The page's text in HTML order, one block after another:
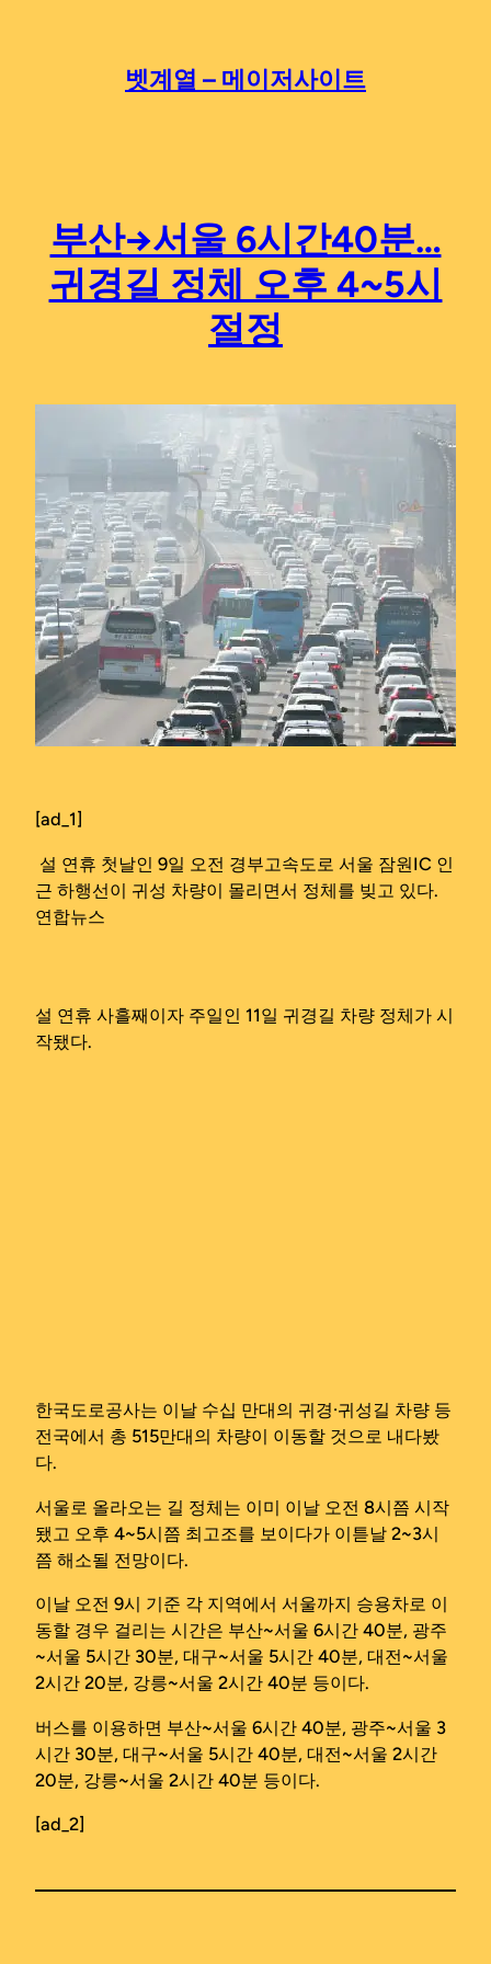
벳계열 – 메이저사이트
부산→서울 6시간40분…
귀경길 정체 오후 4~5시
절정
[ad_1]
설 연휴 첫날인 9일 오전 경부고속도로 서울 잠원IC 인
근 하행선이 귀성 차량이 몰리면서 정체를 빚고 있다.
연합뉴스
설 연휴 사흘째이자 주일인 11일 귀경길 차량 정체가 시
작됐다.
한국도로공사는 이날 수십 만대의 귀경·귀성길 차량 등
전국에서 총 515만대의 차량이 이동할 것으로 내다봤
다.
서울로 올라오는 길 정체는 이미 이날 오전 8시쯤 시작
됐고 오후 4~5시쯤 최고조를 보이다가 이튿날 2~3시
쯤 해소될 전망이다.
이날 오전 9시 기준 각 지역에서 서울까지 승용차로 이
동할 경우 걸리는 시간은 부산~서울 6시간 40분, 광주
~서울 5시간 30분, 대구~서울 5시간 40분, 대전~서울
2시간 20분, 강릉~서울 2시간 40분 등이다.
버스를 이용하면 부산~서울 6시간 40분, 광주~서울 3
시간 30분, 대구~서울 5시간 40분, 대전~서울 2시간
20분, 강릉~서울 2시간 40분 등이다.
[ad_2]